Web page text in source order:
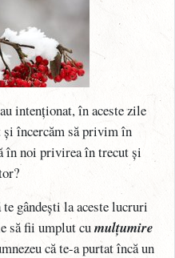
intenționat, în aceste zile
și încercăm să privim în
în noi privirea în trecut și
gândești la aceste lucruri
să fii umplut cumulțumire
că te-a purtat încă un